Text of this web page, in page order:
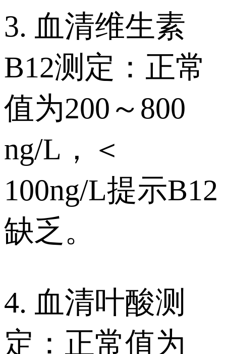
3. 血清维生素
B12测定：正常
值为200～800
ng/L，＜
100ng/L提示B12
缺乏。
4. 血清叶酸测
定：正常值为